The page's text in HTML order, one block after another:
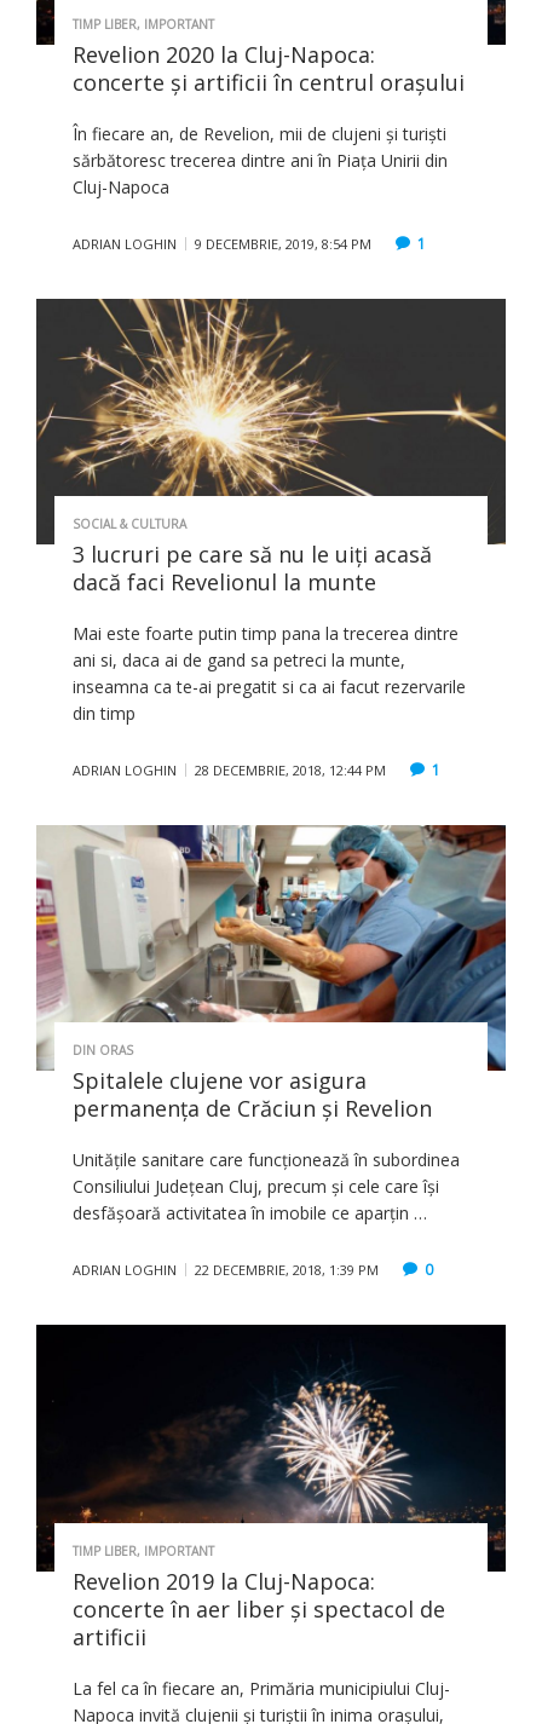
TIMP LIBER, IMPORTANT
Revelion 2020 la Cluj-Napoca:
concerte şi artificii în centrul oraşului
În fiecare an, de Revelion, mii de clujeni și turiști
sărbătoresc trecerea dintre ani în Piața Unirii din
Cluj-Napoca
ADRIAN LOGHIN 9 DECEMBRIE, 2019, 8:54 PM 1
SOCIAL & CULTURA
3 lucruri pe care să nu le uiţi acasă
dacă faci Revelionul la munte
Mai este foarte putin timp pana la trecerea dintre
ani si, daca ai de gand sa petreci la munte,
inseamna ca te-ai pregatit si ca ai facut rezervarile
din timp
ADRIAN LOGHIN 28 DECEMBRIE, 2018, 12:44 PM 1
DIN ORAS
Spitalele clujene vor asigura
permanența de Crăciun și Revelion
Unitățile sanitare care funcționează în subordinea
Consiliului Județean Cluj, precum și cele care își
desfășoară activitatea în imobile ce aparțin …
ADRIAN LOGHIN 22 DECEMBRIE, 2018, 1:39 PM 0
TIMP LIBER, IMPORTANT
Revelion 2019 la Cluj-Napoca:
concerte în aer liber şi spectacol de
artificii
La fel ca în fiecare an, Primăria municipiului Cluj-
Napoca invită clujenii și turiștii în inima orașului,